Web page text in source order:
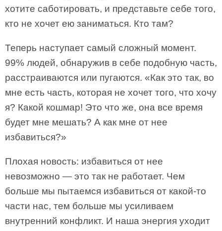
хотите саботировать, и представьте себе того,
кто не хочет ею заниматься. Кто там?
Теперь наступает самый сложный момент.
99% людей, обнаружив в себе подобную часть,
расстраиваются или пугаются. «Как это так, во
мне есть часть, которая не хочет того, что хочу
я? Какой кошмар! Это что же, она все время
будет мне мешать? А как мне от нее
избавиться?»
Плохая новость: избавиться от нее
невозможно — это так не работает. Чем
больше мы пытаемся избавиться от какой-то
части нас, тем больше мы усиливаем
внутренний конфликт. И наша энергия уходит